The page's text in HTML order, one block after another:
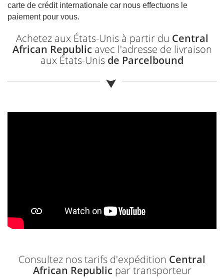
carte de crédit internationale car nous effectuons le
paiement pour vous.
Achetez aux États-Unis à partir du Central
African Republic avec l'adresse de livraison
aux États-Unis de Parcelbound
Consultez nos tarifs d'expédition Central
African Republic par transporteur